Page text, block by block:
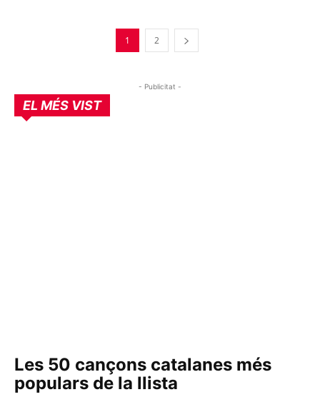
1 2
- Publicitat -
EL MÉS VIST
Les 50 cançons catalanes més
populars de la llista